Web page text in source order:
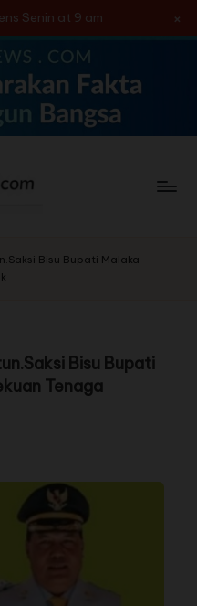
Senin at 9 am ×
Bisu Bupati Malaka
Bisu Bupati
Tenaga